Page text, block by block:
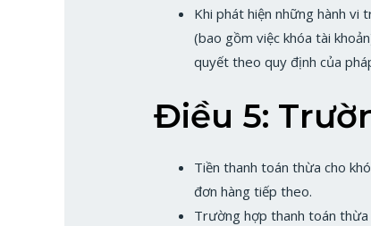
Khi phát hiện những hành vi
(bao gồm việc khóa tài
quyết theo quy định của
Điều 5:
Tiền thanh toán thừa cho
đơn hàng tiếp theo.
Trường hợp thanh toán thừa